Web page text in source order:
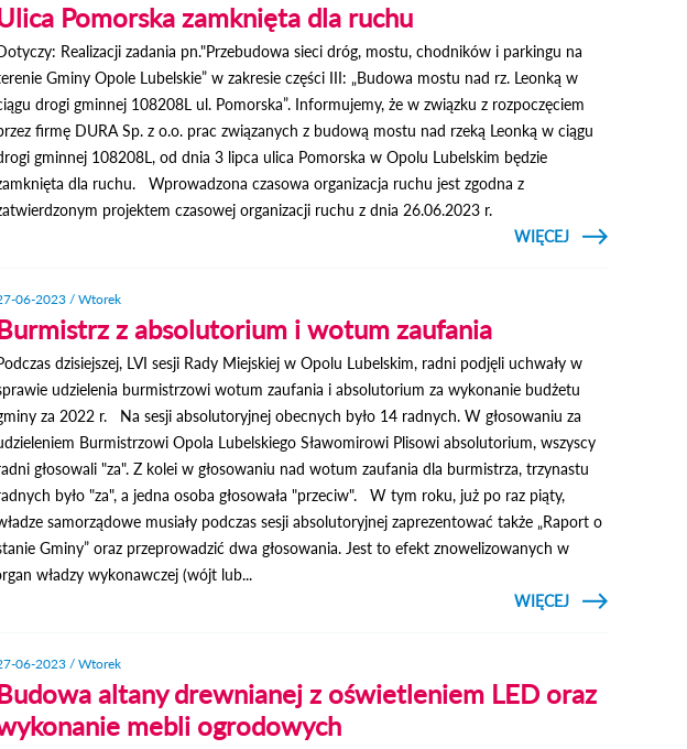
Pomorska zamknięta dla ruchu
Realizacji zadania pn."Przebudowa sieci dróg, mostu, chodników i parkingu na
Gminy Opole Lubelskie” w zakresie części III: „Budowa mostu nad rz. Leonką w
drogi gminnej 108208L ul. Pomorska”. Informujemy, że w związku z rozpoczęciem
firmę DURA Sp. z o.o. prac związanych z budową mostu nad rzeką Leonką w ciągu
gminnej 108208L, od dnia 3 lipca ulica Pomorska w Opolu Lubelskim będzie
dla ruchu. Wprowadzona czasowa organizacja ruchu jest zgodna z
projektem czasowej organizacji ruchu z dnia 26.06.2023 r.
CZYTAJ
WIĘCEJ
O ULICA
06-2023 / Wtorek
z absolutorium i wotum zaufania
dzisiejszej, LVI sesji Rady Miejskiej w Opolu Lubelskim, radni podjęli uchwały w
udzielenia burmistrzowi wotum zaufania i absolutorium za wykonanie budżetu
za 2022 r. Na sesji absolutoryjnej obecnych było 14 radnych. W głosowaniu za
Burmistrzowi Opola Lubelskiego Sławomirowi Plisowi absolutorium, wszyscy
głosowali "za". Z kolei w głosowaniu nad wotum zaufania dla burmistrza, trzynastu
było "za", a jedna osoba głosowała "przeciw". W tym roku, już po raz piąty,
samorządowe musiały podczas sesji absolutoryjnej zaprezentować także „Raport o
Gminy” oraz przeprowadzić dwa głosowania. Jest to efekt znowelizowanych w
władzy wykonawczej (wójt lub...
CZYTAJ
WIĘCEJ
O BURMISTRZ
06-2023 / Wtorek
altany drewnianej z oświetleniem LED oraz
mebli ogrodowych